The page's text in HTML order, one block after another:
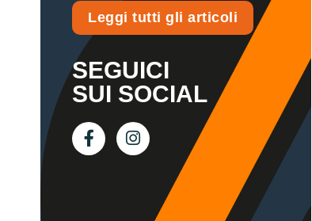
Leggi tutti gli articoli
SEGUICI
SUI SOCIAL